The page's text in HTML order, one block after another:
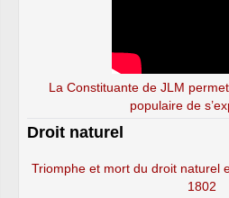
La Constituante de JLM
populaire de
Droit naturel
Triomphe et mort du droit naturel
1802